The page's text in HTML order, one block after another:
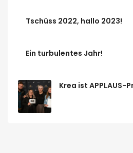
Tschüss 2022, hallo 2023!
Ein turbulentes Jahr!
Krea ist APPLAUS-